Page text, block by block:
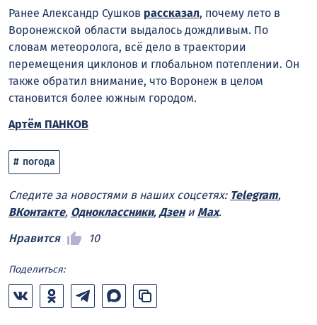
Ранее Александр Сушков рассказал, почему лето в
Воронежской области выдалось дождливым. По
словам метеоролога, всё дело в траектории
перемещения циклонов и глобальном потеплении. Он
также обратил внимание, что Воронеж в целом
становится более южным городом.
Артём ПАНКОВ
погода
Следите за новостями в наших соцсетях: Telegram,
ВКонтакте, Одноклассники, Дзени Max.
Нравится
10
Поделиться: